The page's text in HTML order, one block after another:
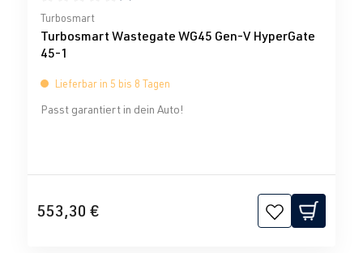
Durchschnittliche Bewertung von 0 von 5 Sternen
Turbosmart
Turbosmart Wastegate WG45 Gen-V HyperGate
45-1
Lieferbar in 5 bis 8 Tagen
Passt garantiert in dein Auto!
553,30 €